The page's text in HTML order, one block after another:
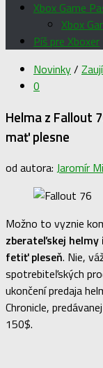
Xbox Game
Xbox
Píš pre Xboxer
Novinky/
0
Helma z Fallout
mať plesne
od autora: Jaromír
Možno to vyznie
zberateľskej
fetiť pleseň. Nie,
spotrebiteľských
ukončení predaja
Chronicle,
150$.